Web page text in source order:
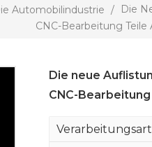
Automobilindustrie /
Die
CNC-Bearbeitung Teile
Die neue
CNC-
Verarbeitungsart